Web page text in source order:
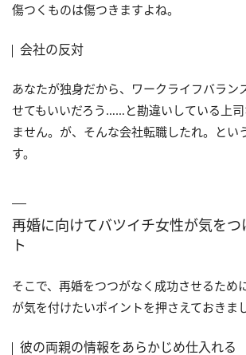
傷つくものは傷つきますよね。
会社の反対
あなたが独身だから、ワークライフバラン
せてもいいだろう……と勘違いしている上
ません。が、そんな会社転職したれ。とい
す。
再婚に向けてバツイチ女性が気を
ト
そこで、再婚をつつがなく成功させるため
が気を付けたいポイントを押さえておきまし
彼の両親の情報をあらかじめ仕入れる